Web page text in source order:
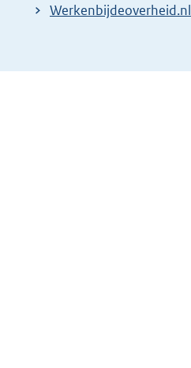
Werkenbijdeoverheid.nl